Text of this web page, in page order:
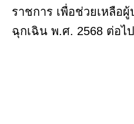
ราชการ เพื่อช่วยเหลือ
ฉุกเฉิน พ.ศ. 2568 ต่อไป